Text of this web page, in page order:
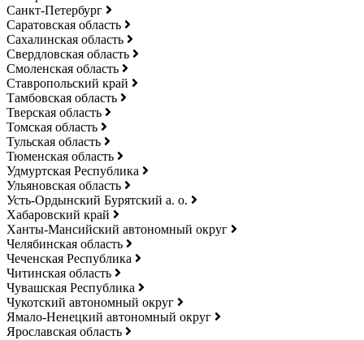
Санкт-Петербург
Саратовская область
Сахалинская область
Свердловская область
Смоленская область
Ставропольский край
Тамбовская область
Тверская область
Томская область
Тульская область
Тюменская область
Удмуртская Республика
Ульяновская область
Усть-Ордынский Бурятский а. о.
Хабаровский край
Ханты-Мансийский автономный округ
Челябинская область
Чеченская Республика
Читинская область
Чувашская Республика
Чукотский автономный округ
Ямало-Ненецкий автономный округ
Ярославская область